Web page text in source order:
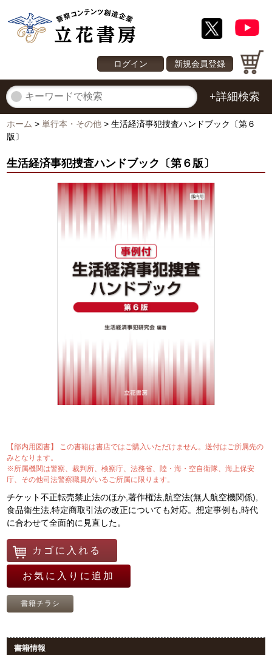
ログイン 新規会員登録
+詳細検索
ホーム > 単行本・その他 > 生活経済事犯捜査ハンドブック〔第６
版〕
生活経済事犯捜査ハンドブック〔第６版〕
【部内用図書】 この書籍は書店ではご購入いただけません。送付はご所属先の
みとなります。
※所属機関は警察、裁判所、検察庁、法務省、陸・海・空自衛隊、海上保安
庁、その他司法警察職員がいるご所属に限ります。
チケット不正転売禁止法のほか,著作権法,航空法(無人航空機関係),
食品衛生法,特定商取引法の改正についても対応。想定事例も,時代
に合わせて全面的に見直した。
カゴに入れる
お気に入りに追加
書籍チラシ
書籍情報